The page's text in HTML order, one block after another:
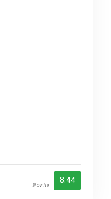
9 oy ile 8.44